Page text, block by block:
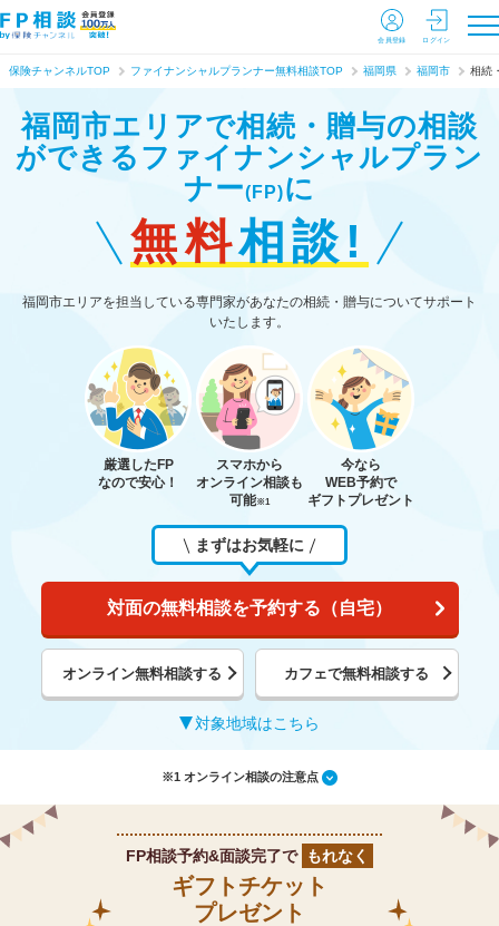
会員登録 ログイン
保険チャンネルTOP ファイナンシャルプランナー無料相談TOP 福岡県 福岡市 相続
福岡市エリアで相続・贈与の相談
ができる ファイナンシャルプラン
ナー(FP)に
無料相談!
福岡市エリアを担当している専門家があなたの相続・贈与についてサポート
いたします。
厳選したFP
なので安心！
スマホから
オンライン相談も
可能※1
今なら
WEB予約で
ギフトプレゼント
まずはお気軽に
対面の無料相談を予約する（自宅）
オンライン無料相談する カフェで無料相談する
対象地域はこちら
※1 オンライン相談の注意点
FP相談予約&面談完了で もれなく
ギフトチケット
プレゼント